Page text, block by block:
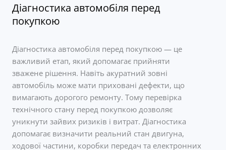
Діагностика автомобіля перед
покупкою
Діагностика автомобіля перед покупкою — це
важливий етап, який допомагає прийняти
зважене рішення. Навіть акуратний зовні
автомобіль може мати приховані дефекти, що
вимагають дорогого ремонту. Тому перевірка
технічного стану перед покупкою дозволяє
уникнути зайвих ризиків і витрат. Діагностика
допомагає визначити реальний стан двигуна,
ходової частини, коробки передач та електронних